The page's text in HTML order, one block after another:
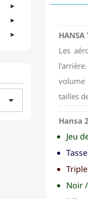
arrow_drop_down
Les
volume
tailles
Hansa
Jeu
Noir